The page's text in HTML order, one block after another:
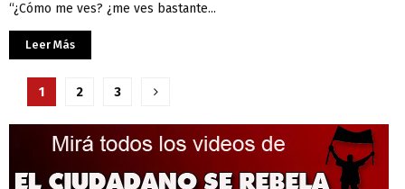
“¿Cómo me ves? ¿me ves bastante...
Leer Más
Paginación
de
entradas
1 2 3